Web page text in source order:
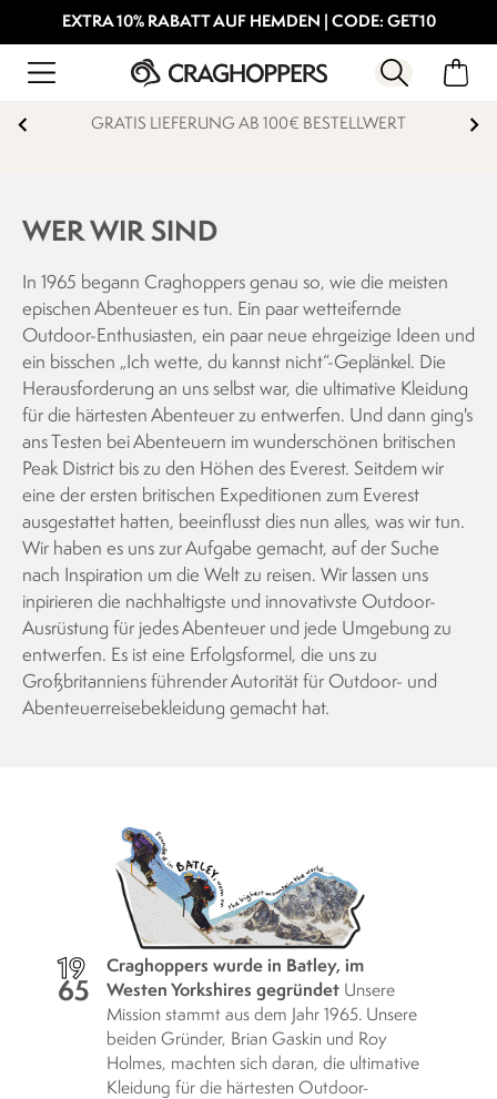
EXTRA 10% RABATT AUF HEMDEN | CODE: GET10
GRATIS LIEFERUNG AB 100€ BESTELLWERT
WER WIR SIND
In 1965 begann Craghoppers genau so, wie die meisten
epischen Abenteuer es tun. Ein paar wetteifernde
Outdoor-Enthusiasten, ein paar neue ehrgeizige Ideen und
ein bisschen „Ich wette, du kannst nicht“-Geplänkel. Die
Herausforderung an uns selbst war, die ultimative Kleidung
für die härtesten Abenteuer zu entwerfen. Und dann ging's
ans Testen bei Abenteuern im wunderschönen britischen
Peak District bis zu den Höhen des Everest. Seitdem wir
eine der ersten britischen Expeditionen zum Everest
ausgestattet hatten, beeinflusst dies nun alles, was wir tun.
Wir haben es uns zur Aufgabe gemacht, auf der Suche
nach Inspiration um die Welt zu reisen. Wir lassen uns
inpirieren die nachhaltigste und innovativste Outdoor-
Ausrüstung für jedes Abenteuer und jede Umgebung zu
entwerfen. Es ist eine Erfolgsformel, die uns zu
Großbritanniens führender Autorität für Outdoor- und
Abenteuerreisebekleidung gemacht hat.
19
65
Craghoppers wurde in Batley, im
Westen Yorkshires gegründet Unsere
Mission stammt aus dem Jahr 1965. Unsere
beiden Gründer, Brian Gaskin und Roy
Holmes, machten sich daran, die ultimative
Kleidung für die härtesten Outdoor-